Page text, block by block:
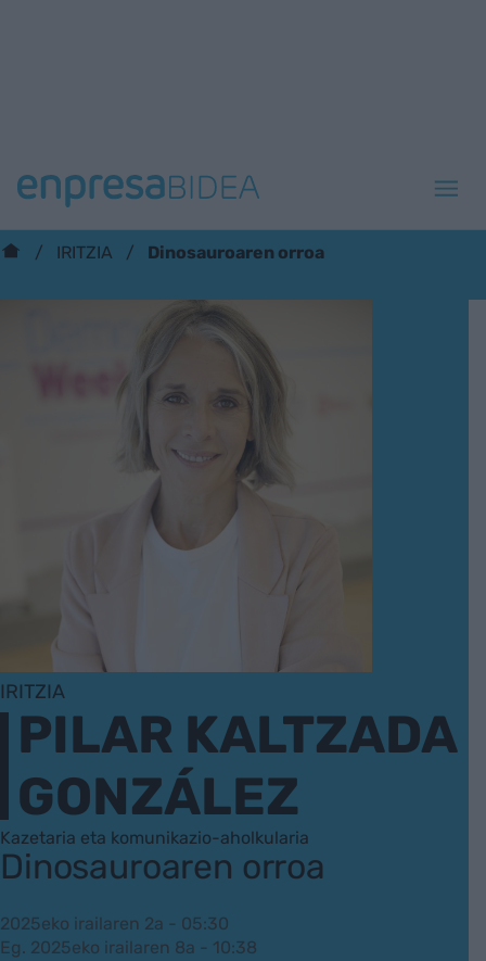
IRITZIA Dinosauroaren orroa
IRITZIA
PILAR KALTZADA
GONZÁLEZ
Kazetaria eta komunikazio-aholkularia
Dinosauroaren orroa
2025eko irailaren 2a - 05:30
Eg. 2025eko irailaren 8a - 10:38